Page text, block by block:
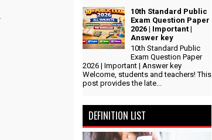
10th Standard Public
Exam Question Paper
2026 | Important |
Answer key
10th Standard Public
Exam Question Paper
2026 | Important | Answer key
Welcome, students and teachers! This
post provides the late...
DEFINITION LIST